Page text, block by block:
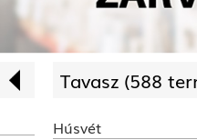
Tavasz (588
Húsvét